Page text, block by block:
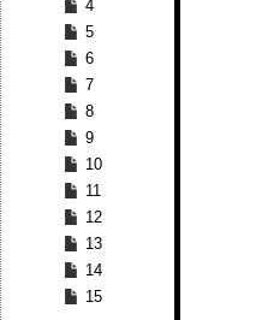
4
5
6
7
8
9
10
11
12
13
14
15